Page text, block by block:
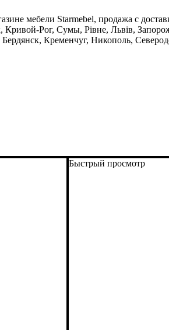
мебели Starmebel, продажа с
Рог, Сумы, Рівне, Львів,
Кременчуг, Никополь,
Быстрый просмотр